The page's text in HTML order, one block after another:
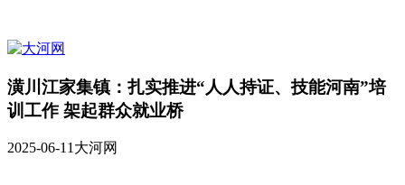
潢川江家集镇：扎实推进“人人持证、技能河南”培
训工作 架起群众就业桥
2025-06-11大河网